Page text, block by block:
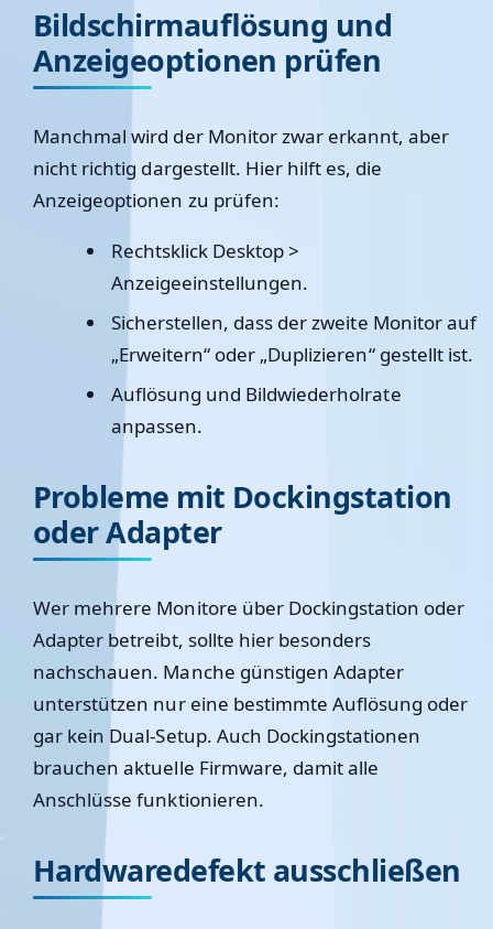
Bildschirmauflösung und
Anzeigeoptionen prüfen
Manchmal wird der Monitor zwar erkannt, aber
nicht richtig dargestellt. Hier hilft es, die
Anzeigeoptionen zu prüfen:
Rechtsklick Desktop >
Anzeigeeinstellungen.
Sicherstellen, dass der zweite Monitor auf
„Erweitern“ oder „Duplizieren“ gestellt ist.
Auflösung und Bildwiederholrate
anpassen.
Probleme mit Dockingstation
oder Adapter
Wer mehrere Monitore über Dockingstation oder
Adapter betreibt, sollte hier besonders
nachschauen. Manche günstigen Adapter
unterstützen nur eine bestimmte Auflösung oder
gar kein Dual-Setup. Auch Dockingstationen
brauchen aktuelle Firmware, damit alle
Anschlüsse funktionieren.
Hardwaredefekt ausschließen